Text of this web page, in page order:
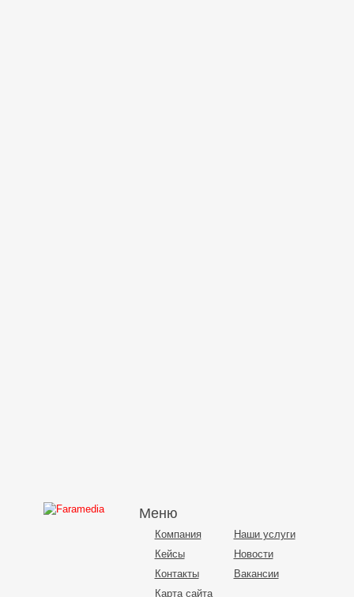
Меню
Компания
Наши услуги
Кейсы
Новости
Контакты
Вакансии
Карта сайта